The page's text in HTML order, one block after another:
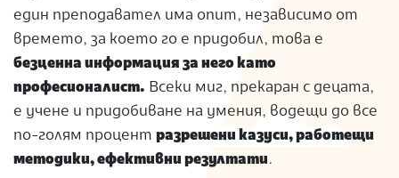
един преподавател има опит, независимо от
времето, за което го е придобил, това е
безценна информация за него като
професионалист. Всеки миг, прекаран с децата,
е учене и придобиване на умения, водещи до все
по-голям процент разрешени казуси, работещи
методики, ефективни резултати.